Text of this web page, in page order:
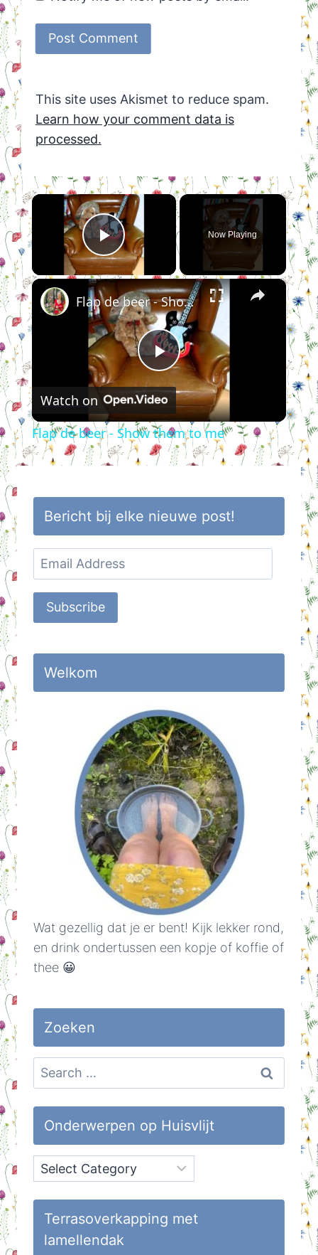
This site uses Akismet to reduce spam.
Learn how your comment data is
processed.
×
Play Video
Now Playing
×
Play
Video
Flap de beer - Show them to me
Watch on
Flap de beer - Show them to me
Bericht bij elke nieuwe post!
Email
Address
Subscribe
Welkom
Wat gezellig dat je er bent! Kijk lekker rond,
en drink ondertussen een kopje of koffie of
thee 😀
Zoeken
Search
for:
Onderwerpen op Huisvlijt
Onderwerpen
op
Huisvlijt
Terrasoverkapping met
lamellendak